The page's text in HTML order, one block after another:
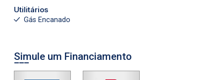
Utilitários
Gás Encanado
Simule um Financiamento